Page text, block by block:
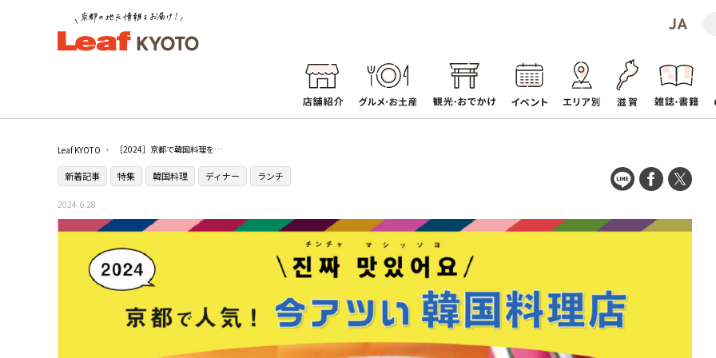
Leaf KYOTO ［2024］京都で韓国料理を楽しむならここ！今アツイ人気の14店を大特集
新着記事 特集 韓国料理 ディナー ランチ
2024.6.28